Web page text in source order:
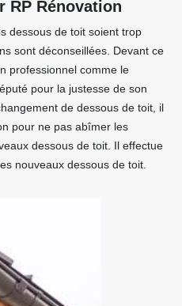
RP Rénovation
dessous de toit soient trop
sont déconseillées. Devant ce
professionnel comme le
pour la justesse de son
de dessous de toit, il
pour ne pas abîmer les
dessous de toit. Il effectue
nouveaux dessous de toit.